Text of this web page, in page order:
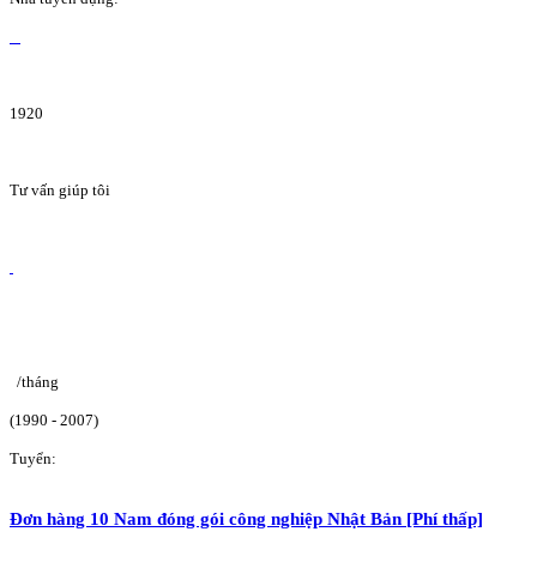
1920
Tư vấn giúp tôi
/tháng
(1990 - 2007)
Tuyển:
Đơn hàng 10 Nam đóng gói công nghiệp Nhật Bản [Phí thấp]